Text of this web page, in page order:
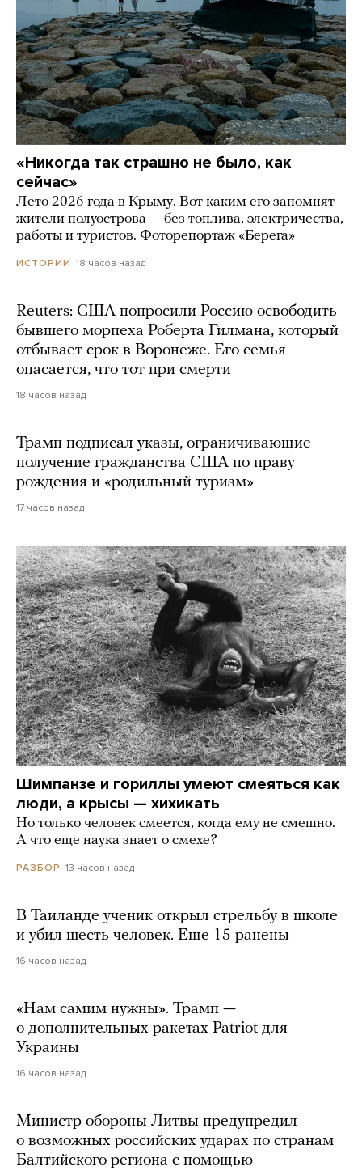
«Никогда так страшно не было, как
сейчас»
Лето 2026 года в Крыму. Вот каким его запомнят
жители полуострова — без топлива, электричества,
работы и туристов. Фоторепортаж «Берега»
ИСТОРИИ 18 часов назад
Reuters: США попросили Россию освободить
бывшего морпеха Роберта Гилмана, который
отбывает срок в Воронеже. Его семья
опасается, что тот при смерти
18 часов назад
Трамп подписал указы, ограничивающие
получение гражданства США по праву
рождения и «родильный туризм»
17 часов назад
Шимпанзе и гориллы умеют смеяться как
люди, а крысы — хихикать
Но только человек смеется, когда ему не смешно.
А что еще наука знает о смехе?
РАЗБОР 13 часов назад
В Таиланде ученик открыл стрельбу в школе
и убил шесть человек. Еще 15 ранены
16 часов назад
«Нам самим нужны». Трамп —
о дополнительных ракетах Patriot для
Украины
16 часов назад
Министр обороны Литвы предупредил
о возможных российских ударах по странам
Балтийского региона с помощью